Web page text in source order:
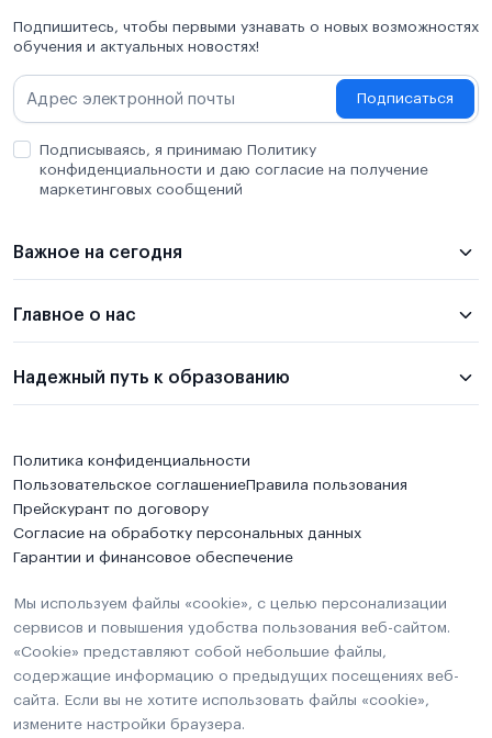
Подпишитесь, чтобы первыми узнавать о новых возможностях
обучения и актуальных новостях!
Подписаться
Подписываясь, я принимаю Политику
конфиденциальности и даю согласие на получение
маркетинговых сообщений
Важное на сегодня
Главное о нас
Надежный путь к образованию
Политика конфиденциальности
Пользовательское соглашениеПравила пользования
Прейскурант по договору
Согласие на обработку персональных данных
Гарантии и финансовое обеспечение
Мы используем файлы «cookie», с целью персонализации
сервисов и повышения удобства пользования веб-сайтом.
«Cookie» представляют собой небольшие файлы,
содержащие информацию о предыдущих посещениях веб-
сайта. Если вы не хотите использовать файлы «cookie»,
измените настройки браузера.